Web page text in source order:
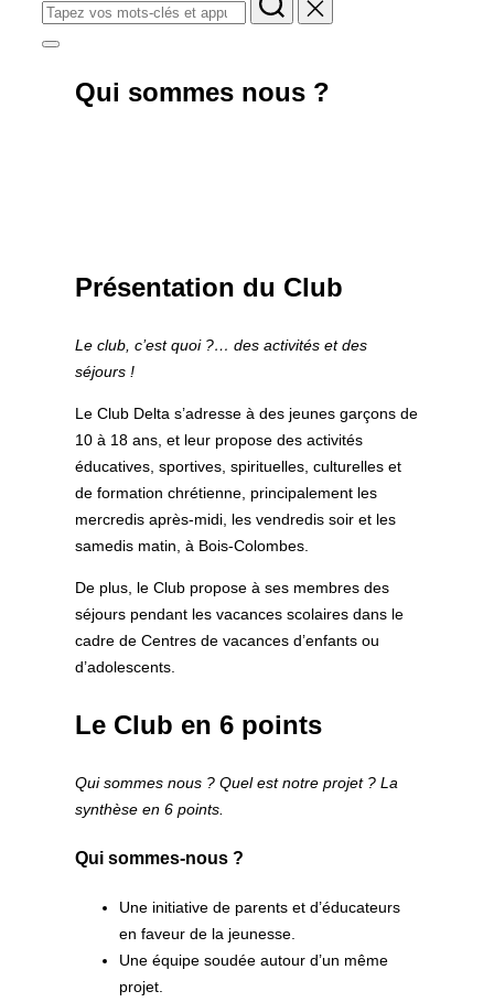
Permuter
colonne
latéraleQui sommes nous ?
Présentation du Club
Le club, c’est quoi ?… des activités et des
séjours !
Le Club Delta s’adresse à des jeunes garçons de
10 à 18 ans, et leur propose des activités
éducatives, sportives, spirituelles, culturelles et
de formation chrétienne, principalement les
mercredis après-midi, les vendredis soir et les
samedis matin, à Bois-Colombes.
De plus, le Club propose à ses membres des
séjours pendant les vacances scolaires dans le
cadre de Centres de vacances d’enfants ou
d’adolescents.
Le Club en 6 points
Qui sommes nous ? Quel est notre projet ? La
synthèse en 6 points.
Qui sommes-nous ?
Une initiative de parents et d’éducateurs
en faveur de la jeunesse.
Une équipe soudée autour d’un même
projet.